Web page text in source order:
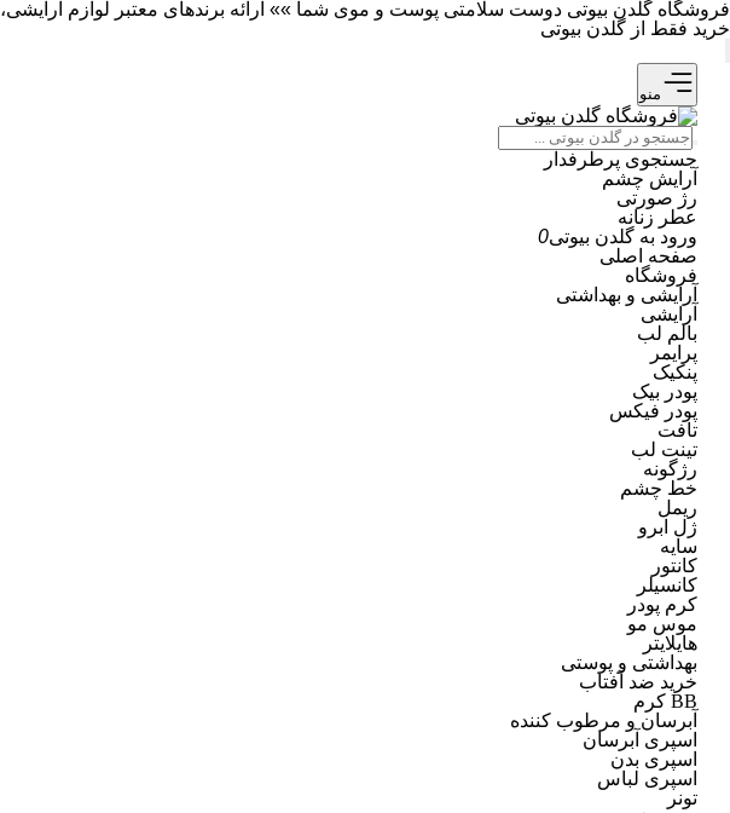
فروشگاه گلدن بیوتی دوست سلامتی پوست و موی شما »» ارائه برندهای معتبر لوازم
خرید فقط از گلدن بیوتی
منو
جستجوی پرطرفدار
آرایش چشم
رژ صورتی
عطر زنانه
ورود به گلدن بیوتی0
صفحه اصلی
فروشگاه
آرایشی و بهداشتی
آرایشی
بالم لب
پرایمر
پنکیک
پودر بیک
پودر فیکس
تافت
تینت لب
رژگونه
خط چشم
ریمل
ژل ابرو
سایه
کانتور
کانسیلر
کرم پودر
موس مو
هایلایتر
بهداشتی و پوستی
خرید ضد آفتاب
BB کرم
آبرسان و مرطوب کننده
اسپری آبرسان
اسپری بدن
اسپری لباس
تونر